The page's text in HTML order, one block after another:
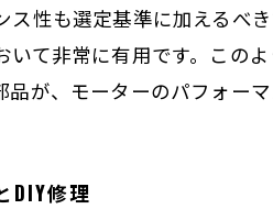
性も選定基準に加えるべ
いて非常に有用です。この
が、モーターのパフォー
DIY修理